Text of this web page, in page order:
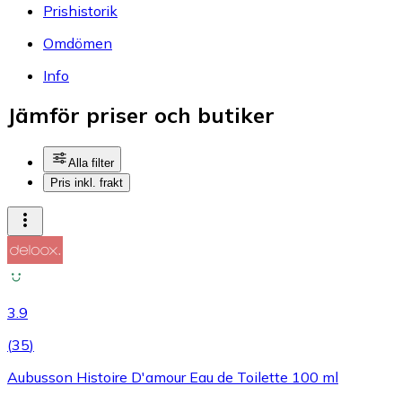
Prishistorik
Omdömen
Info
Jämför priser och butiker
Alla filter
Pris inkl. frakt
3.9
(35)
Aubusson Histoire D'amour Eau de Toilette 100 ml